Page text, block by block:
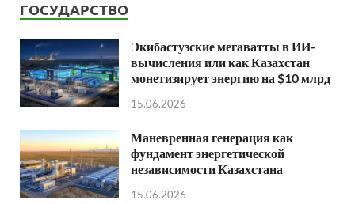
ГОСУДАРСТВО
Экибастузские мегаватты в ИИ-
вычисления или как Казахстан
монетизирует энергию на $10 млрд
15.06.2026
Маневренная генерация как
фундамент энергетической
независимости Казахстана
15.06.2026